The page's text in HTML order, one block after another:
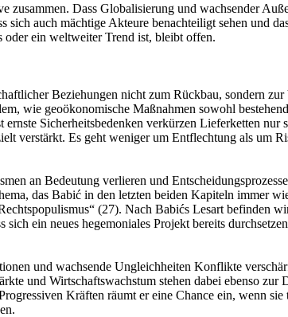
Dass Globalisierung und wachsender
auch mächtige Akteure benachteiligt sehen und
oder ein weltweiter Trend ist, bleibt offen.
Beziehungen nicht zum Rückbau, sondern
wie geoökonomische Maßnahmen sowohl
Sicherheitsbedenken verkürzen Lieferketten
verstärkt. Es geht weniger um Entflechtung als um
an Bedeutung verlieren und
das Babić in den letzten beiden Kapiteln immer
(27). Nach Babićs Lesart befinden
ein neues hegemoniales Projekt bereits
und wachsende Ungleichheiten Konflikte
und Wirtschaftswachstum stehen dabei ebenso
Kräften räumt er eine Chance ein, wenn